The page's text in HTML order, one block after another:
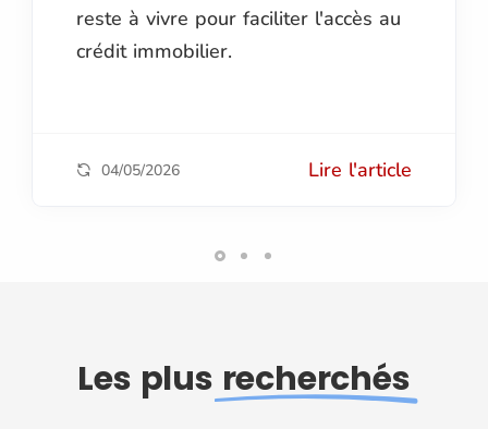
reste à vivre pour faciliter l'accès au
crédit immobilier.
04/05/2026 Lire l'article
Les plus recherchés